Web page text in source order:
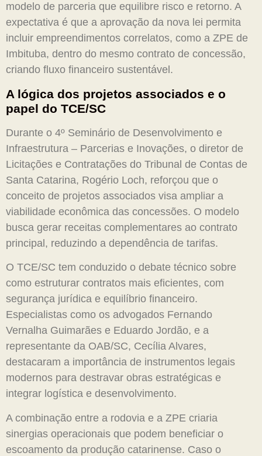
modelo de parceria que equilibre risco e retorno. A
expectativa é que a aprovação da nova lei permita
incluir empreendimentos correlatos, como a ZPE de
Imbituba, dentro do mesmo contrato de concessão,
criando fluxo financeiro sustentável.
A lógica dos projetos associados e o
papel do TCE/SC
Durante o 4º Seminário de Desenvolvimento e
Infraestrutura – Parcerias e Inovações, o diretor de
Licitações e Contratações do Tribunal de Contas de
Santa Catarina, Rogério Loch, reforçou que o
conceito de projetos associados visa ampliar a
viabilidade econômica das concessões. O modelo
busca gerar receitas complementares ao contrato
principal, reduzindo a dependência de tarifas.
O TCE/SC tem conduzido o debate técnico sobre
como estruturar contratos mais eficientes, com
segurança jurídica e equilíbrio financeiro.
Especialistas como os advogados Fernando
Vernalha Guimarães e Eduardo Jordão, e a
representante da OAB/SC, Cecília Alvares,
destacaram a importância de instrumentos legais
modernos para destravar obras estratégicas e
integrar logística e desenvolvimento.
A combinação entre a rodovia e a ZPE criaria
sinergias operacionais que podem beneficiar o
escoamento da produção catarinense. Caso o